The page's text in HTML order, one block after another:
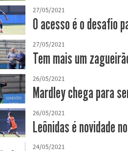
27/05/2021
O acesso é o desafio
27/05/2021
Tem mais um
26/05/2021
Mardley chega para
26/05/2021
Leônidas é novidade
24/05/2021